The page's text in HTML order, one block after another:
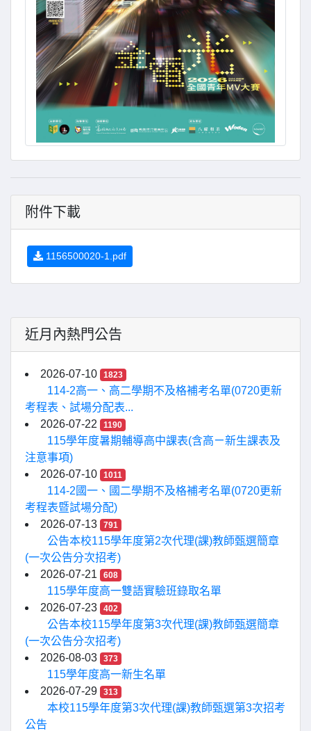
附件下載
1156500020-1.pdf
近月內熱門公告
2026-07-10 1823
114-2高一、高二學期不及格補考名單(0720更新
考程表、試場分配表...
2026-07-22
1190
115學年度暑期輔導高中課表(含高ㄧ新生課表及
注意事項)
2026-07-10
1011
114-2國一、國二學期不及格補考名單(0720更新
考程表暨試場分配)
2026-07-13
791
公告本校115學年度第2次代理(課)教師甄選簡章
(一次公告分次招考)
2026-07-21
608
115學年度高一雙語實驗班錄取名單
2026-07-23
402
公告本校115學年度第3次代理(課)教師甄選簡章
(一次公告分次招考)
2026-08-03
373
115學年度高一新生名單
2026-07-29
313
本校115學年度第3次代理(課)教師甄選第3次招考
公告